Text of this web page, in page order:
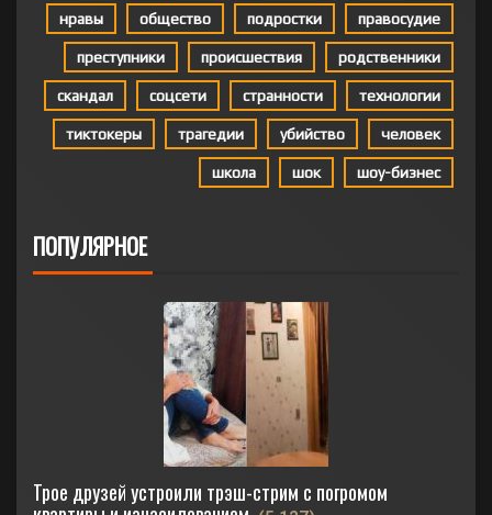
нравы общество подростки правосудие
преступники происшествия родственники
скандал соцсети странности технологии
тиктокеры трагедии убийство человек
школа шок шоу-бизнес
ПОПУЛЯРНОЕ
Трое друзей устроили трэш-стрим с погромом